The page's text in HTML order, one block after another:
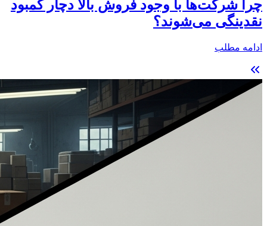
چرا شرکت‌ها با وجود فروش بالا دچار کمبود
نقدینگی می‌شوند؟
ادامه مطلب